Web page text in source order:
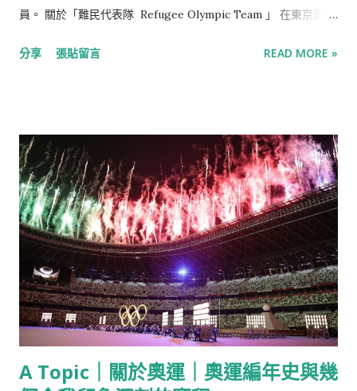
員。 關於「難民代表隊 Refugee Olympic Team 」 在東京奧運
表世界上數以萬計因戰爭而流離失所的難民。 難民隊本次參賽的
立後在2015年10月正式成立，並於2016年的里約奧運第一次亮
相。 他們在里約奧運的表現促使了奧林匹克難民基金會Olympic
Refuge Foundation成立，目的於提供因為戰亂很失去家園的青
年能有更好的體育環境接受訓練，基金會的短期目標是在2024年
之前讓1百萬名的難民也能參與運動。 2020東京奧運是難民代表
第二次參賽，此次隊伍由29位難民選手組成，共參與12項運動項
目。 熱愛運動的這些難民在沒有良好體制的情況下仍對體育懷有
熱情，希望能因此鼓舞有夢的難民不要因為環境而放棄，也希望
在各國參與的奧運盛事，能讓更多人了解難民的處境。 難民隊介
紹 難民代表隊的故事 游到勒斯博島的少女- Yusra Mardini (圖：
Yusra Mardini instagram） 開幕儀式上，難民代表隊的掌旗手
分享 張貼留言 READ MORE »
A Topic｜關於奧運｜奧運編年史與幾